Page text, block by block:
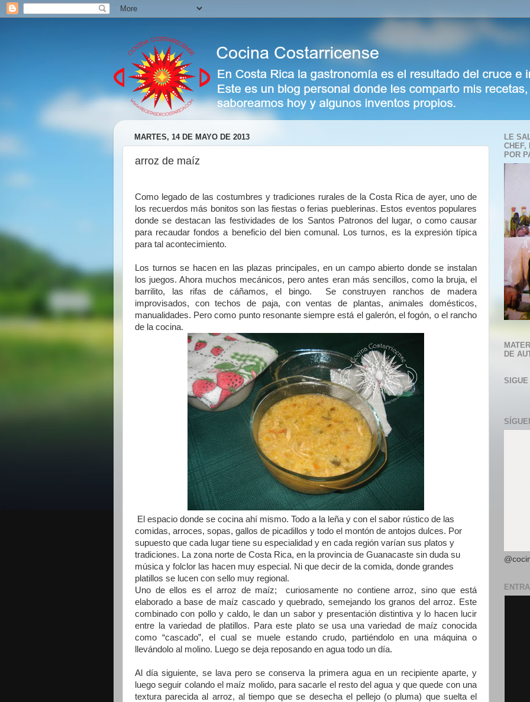
MARTES, 14 DE MAYO DE 2013
arroz de maíz
Como legado de las costumbres y tradiciones rurales de la Costa Rica de ayer, uno de
los recuerdos más bonitos son las fiestas o ferias pueblerinas. Estos eventos populares
donde se destacan las festividades de los Santos Patronos del lugar, o como causar
para recaudar fondos a beneficio del bien comunal. Los turnos, es la expresión típica
para tal acontecimiento.
Los turnos se hacen en las plazas principales, en un campo abierto donde se instalan
los juegos. Ahora muchos mecánicos, pero antes eran más sencillos, como la bruja, el
barrilito, las rifas de cáñamos, el bingo. Se construyen ranchos de madera
improvisados, con techos de paja, con ventas de plantas, animales domésticos,
manualidades. Pero como punto resonante siempre está el galerón, el fogón, o el rancho
de la cocina.
El espacio donde se cocina ahí mismo. Todo a la leña y con el sabor rústico de las
comidas, arroces, sopas, gallos de picadillos y todo el montón de antojos dulces. Por
supuesto que cada lugar tiene su especialidad y en cada región varían sus platos y
tradiciones. La zona norte de Costa Rica, en la provincia de Guanacaste sin duda su
música y folclor las hacen muy especial. Ni que decir de la comida, donde grandes
platillos se lucen con sello muy regional.
Uno de ellos es el arroz de maíz; curiosamente no contiene arroz, sino que está
elaborado a base de maíz cascado y quebrado, semejando los granos del arroz. Este
combinado con pollo y caldo, le dan un sabor y presentación distintiva y lo hacen lucir
entre la variedad de platillos. Para este plato se usa una variedad de maíz conocida
como “cascado”, el cual se muele estando crudo, partiéndolo en una máquina o
llevándolo al molino. Luego se deja reposando en agua todo un día.
Al día siguiente, se lava pero se conserva la primera agua en un recipiente aparte, y
luego seguir colando el maíz molido, para sacarle el resto del agua y que quede con una
textura parecida al arroz, al tiempo que se desecha el pellejo (o pluma) que suelta el
LE
CHEF,
POR
DE